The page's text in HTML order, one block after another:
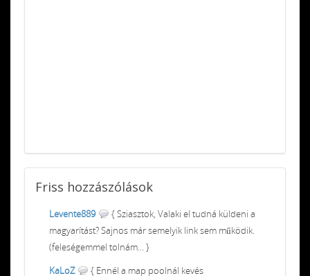
Friss hozzászólások
Levente889
{ Sziasztok, Valaki el tudná küldeni a
magyarítást? Sajnos már semelyik link sem működik.
(feleségemmel tolnám... }
KaLoZ
{ Ennél a map poolnál kevés